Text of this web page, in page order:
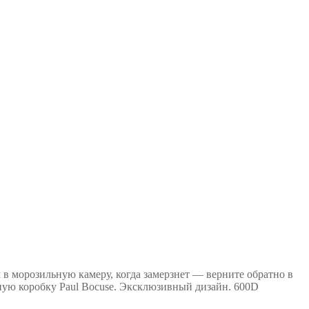
морозильную камеру, когда замерзнет — верните обратно в
коробку Paul Bocuse. Эксклюзивный дизайн. 600D